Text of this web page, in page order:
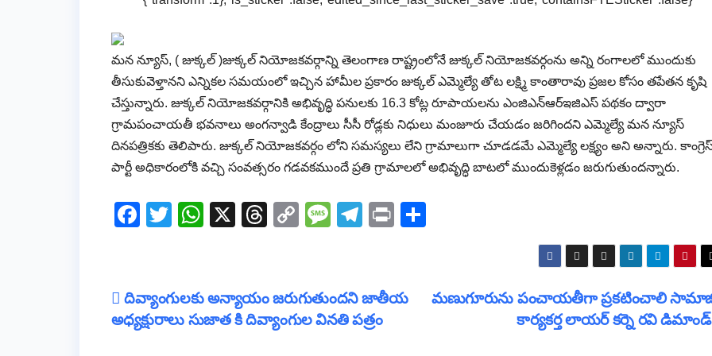
మన న్యూస్, ( జుక్కల్ )జుక్కల్ నియోజకవర్గాన్ని తెలంగాణ రాష్ట్రంలోనే జుక్కల్ నియోజకవర్గంను అన్ని రంగాలలో ముందుకు
తీసుకువెళ్తానని ఎన్నికల సమయంలో ఇచ్చిన హామీల ప్రకారం జుక్కల్ ఎమ్మెల్యే తోట లక్ష్మి కాంతారావు ప్రజల కోసం తపేతన కృషి
చేస్తున్నారు. జుక్కల్ నియోజకవర్గానికి అభివృద్ధి పనులకు 16.3 కోట్ల రూపాయలను ఎంజిఎన్ఆర్ఇజిఎస్ పథకం ద్వారా
గ్రామపంచాయతీ భవనాలు అంగన్వాడి కేంద్రాలు సీసీ రోడ్లకు నిధులు మంజూరు చేయడం జరిగిందని ఎమ్మెల్యే మన న్యూస్
దినపత్రికకు తెలిపారు. జుక్కల్ నియోజకవర్గం లోని సమస్యలు లేని గ్రామాలుగా చూడడమే ఎమ్మెల్యే లక్ష్యం అని అన్నారు.
పార్టీ అధికారంలోకి వచ్చి సంవత్సరం గడవకముందే ప్రతి గ్రామాలలో అభివృద్ధి బాటలో ముందుకెళ్లడం జరుగుతుందన్నారు.
F
e
b
T
er
W
s
A
X
T
a
d
C
y
Li
M
a
g
T
gr
a
Pr
e
Post
navigation
మణుగూరును పంచాయతీగా ప్రకటించాలి
కార్యకర్త లాయర్ కర్నె రవి డిమాండ్
దివ్యాంగులకు అన్యాయం జరుగుతుందని జాతీయ
అధ్యక్షురాలు సుజాత కి దివ్యాంగుల వినతి పత్రం